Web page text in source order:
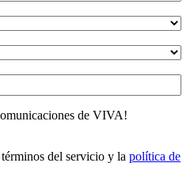
de VIVA!
del servicio y la política de